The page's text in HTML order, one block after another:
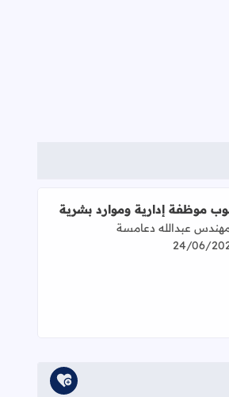
موظفة إدارية وموارد بشرية
موظفة إدارية وموارد بشرية
عبدالله دعامسة
24/06/